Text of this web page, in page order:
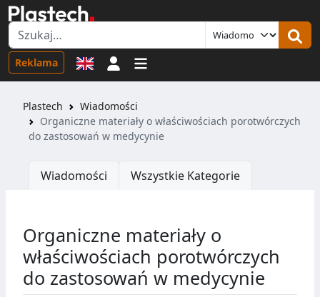
Reklama Logowanie
Plastech
Wiadomości
Organiczne materiały o właściwościach porotwórczych
do zastosowań w medycynie
Wiadomości Wszystkie Kategorie
Organiczne materiały o
właściwościach porotwórczych
do zastosowań w medycynie